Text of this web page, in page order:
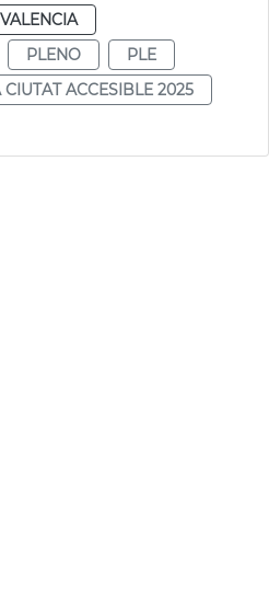
VALENCIA
PLENO
PLE
ACCESIBLE 2025